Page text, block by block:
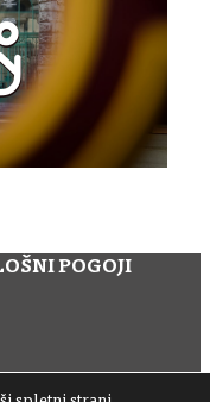
POGOJI